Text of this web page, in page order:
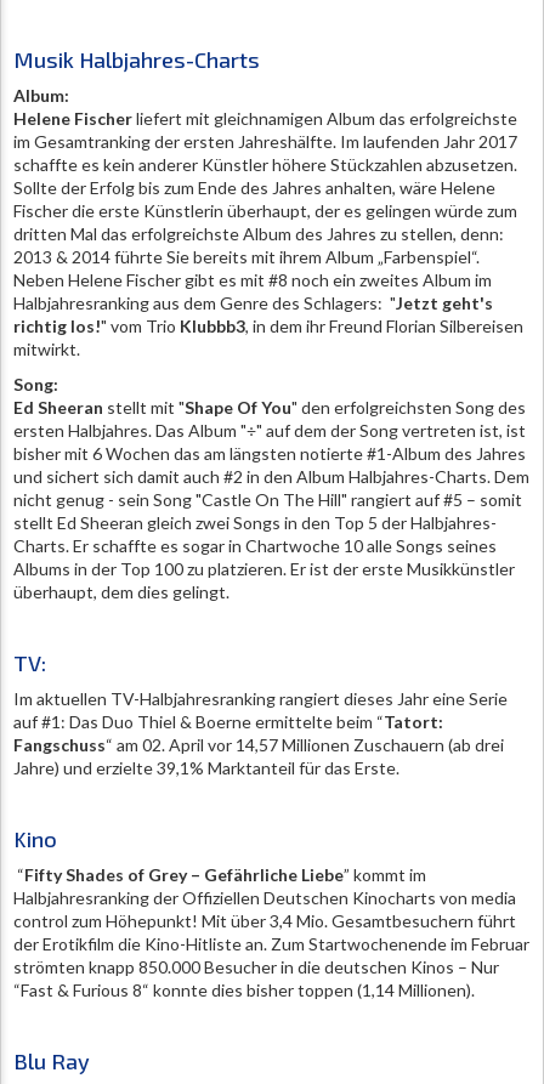
Musik Halbjahres-Charts
Album:
Helene Fischerliefert mit gleichnamigen Album das erfolgreichste
im Gesamtranking der ersten Jahreshälfte. Im laufenden Jahr 2017
schaffte es kein anderer Künstler höhere Stückzahlen abzusetzen.
Sollte der Erfolg bis zum Ende des Jahres anhalten, wäre Helene
Fischer die erste Künstlerin überhaupt, der es gelingen würde zum
dritten Mal das erfolgreichste Album des Jahres zu stellen, denn:
2013 & 2014 führte Sie bereits mit ihrem Album „Farbenspiel“.
Neben Helene Fischer gibt es mit #8 noch ein zweites Album im
Halbjahresranking aus dem Genre des Schlagers: "Jetzt geht's
richtig los!" vom Trio Klubbb3, in dem ihr Freund Florian Silbereisen
mitwirkt.
Song:
Ed Sheeran stellt mit "Shape Of You" den erfolgreichsten Song des
ersten Halbjahres. Das Album "÷" auf dem der Song vertreten ist, ist
bisher mit 6 Wochen das am längsten notierte #1-Album des Jahres
und sichert sich damit auch #2 in den Album Halbjahres-Charts. Dem
nicht genug - sein Song "Castle On The Hill" rangiert auf #5 – somit
stellt Ed Sheeran gleich zwei Songs in den Top 5 der Halbjahres-
Charts. Er schaffte es sogar in Chartwoche 10 alle Songs seines
Albums in der Top 100 zu platzieren. Er ist der erste Musikkünstler
überhaupt, dem dies gelingt.
TV:
Im aktuellen TV-Halbjahresranking rangiert dieses Jahr eine Serie
auf #1: Das Duo Thiel & Boerne ermittelte beim “Tatort:
Fangschuss“ am 02. April vor 14,57 Millionen Zuschauern (ab drei
Jahre) und erzielte 39,1% Marktanteil für das Erste.
Kino
“Fifty Shades of Grey – Gefährliche Liebe” kommt im
Halbjahresranking der Offiziellen Deutschen Kinocharts von media
control zum Höhepunkt! Mit über 3,4 Mio. Gesamtbesuchern führt
der Erotikfilm die Kino-Hitliste an. Zum Startwochenende im Februar
strömten knapp 850.000 Besucher in die deutschen Kinos – Nur
“Fast & Furious 8“ konnte dies bisher toppen (1,14 Millionen).
Blu Ray